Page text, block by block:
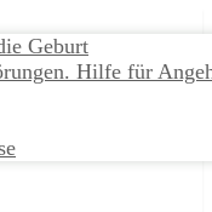
Geburt
Hilfe für